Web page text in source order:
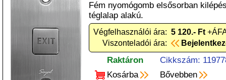
Fém nyomógomb elsősorban
téglalap alakú.
Végfelhasználói ára: 5 120.- Ft
Viszonteladói ára:
Raktáron
Cikkszám:
Kosárba
Bővebben